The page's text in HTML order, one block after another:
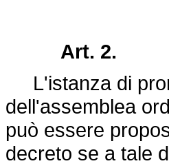
Art. 2.
L'istanza di
dell'assemblea
può essere
decreto se a tale